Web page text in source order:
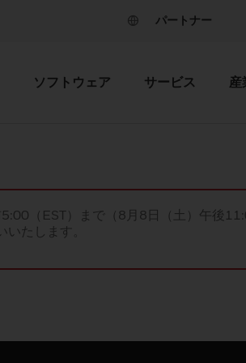
パートナー
ソフトウェア サービス 産
（EST）まで（8月8日（土）午後
たします。